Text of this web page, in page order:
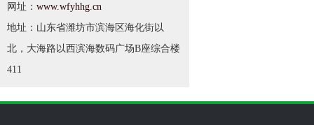
网址： www.wfyhhg.cn
地址：山东省潍坊市滨海区海化街以
北，大海路以西滨海数码广场B座综合楼
411